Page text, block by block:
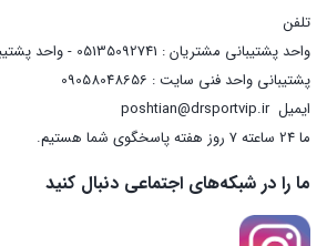
تلفن
پشتیبانی واحد فنی سایت : 09058048656
ایمیلposhtian@drsportvip.ir
ما 24 ساعته 7 روز هفته پاسخگوی شما هستیم.
ما را در شبکه‌های اجتماعی دنبال کنید